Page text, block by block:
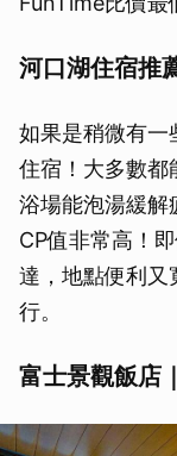
河口湖住宿推
如果是稍微有一
住宿！大多數都
浴場能泡湯緩解
CP值非常高！
達，地點便利又
行。
富士景觀飯店